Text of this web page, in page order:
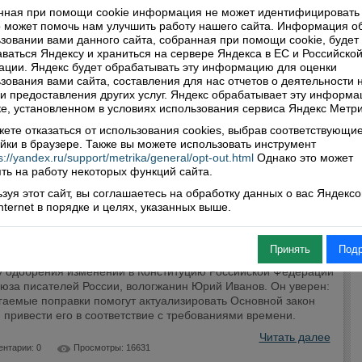
союза писателей России Юрий Иванов: "Все
первых принял участие в общероссийском голосовании по
одобрения изменений в Конституцию Российской Федерации
писателей России, вологжанин Юрий Иванов. Он уверен:
поправки помогут актуализировать Основной закон
его в соответствие с требованиями времени.
Читать далее
0 Просмотры: 16631
при помощи cookie информация не может идентифицировать
может помочь нам улучшить работу нашего сайта. Информация
вами данного сайта, собранная при помощи cookie, будет
Яндексу и храниться на сервере Яндекса в ЕС и Российской
Яндекс будет обрабатывать эту информацию для оценки
вами сайта, составления для нас отчетов о деятельности
предоставления других услуг. Яндекс обрабатывает эту
установленном в условиях использования сервиса Яндекс
отказаться от использования cookies, выбрав
в браузере. Также вы можете использовать инструмент
yandex.ru/support/metrika/general/opt-out.html Однако это может
на работу некоторых функций сайта.
этот сайт, вы соглашаетесь на обработку данных о вас
в порядке и целях, указанных выше.
Принять